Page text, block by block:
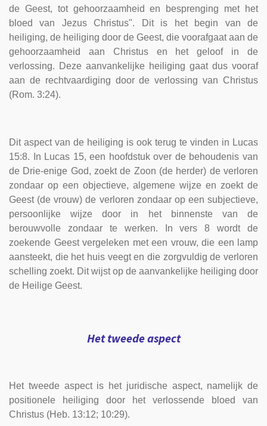
de Geest, tot gehoorzaamheid en be­sprenging met het
bloed van Jezus Christus". Dit is het begin van de
heiliging, de heiliging door de Geest, die voorafgaat aan de
gehoorzaamheid aan Christus en het geloof in de
verlossing. Deze aanvankelijke heiliging gaat dus vooraf
aan de rechtvaardiging door de verlossing van Christus
(Rom. 3:24).
Dit aspect van de heiliging is ook terug te vinden in Lucas
15:8. In Lucas 15, een hoofdstuk over de behoudenis van
de Drie-enige God, zoekt de Zoon (de herder) de verloren
zondaar op een objectieve, algemene wijze en zoekt de
Geest (de vrouw) de verloren zondaar op een subjectieve,
persoonlijke wijze door in het binnenste van de
berouwvolle zondaar te werken. In vers 8 wordt de
zoekende Geest vergeleken met een vrouw, die een lamp
aansteekt, die het huis veegt en die zorgvuldig de verloren
schelling zoekt. Dit wijst op de aanvankelijke heiliging door
de Heilige Geest.
Het tweede aspect
Het tweede aspect is het juridische aspect, namelijk de
positionele heiliging door het verlossende bloed van
Christus (Heb. 13:12; 10:29).